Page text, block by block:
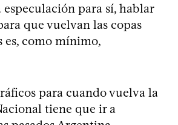
especulación para sí, hablar
que vuelvan las copas
es, como mínimo,
para cuando vuelva la
tiene que ir a